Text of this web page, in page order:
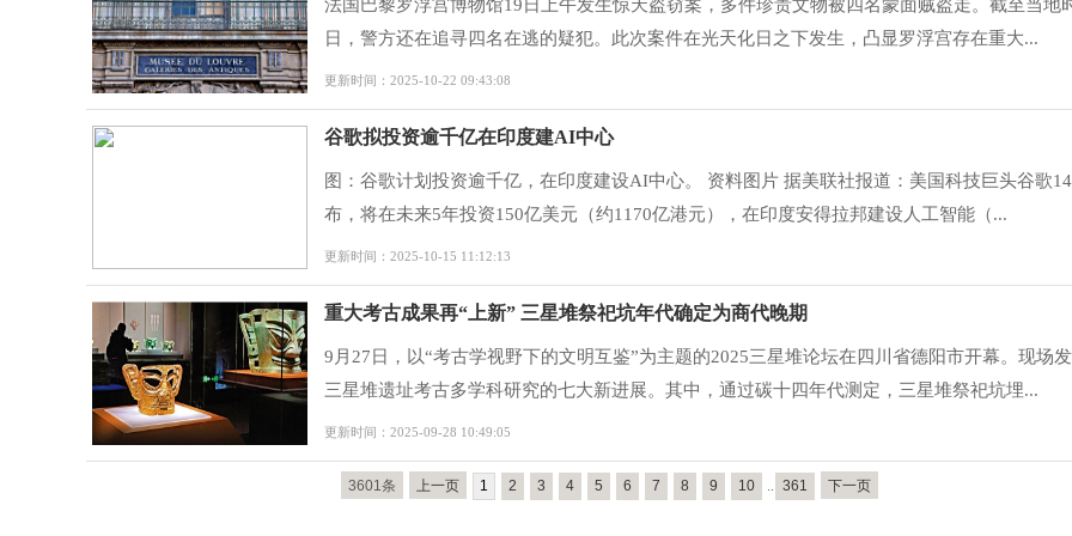
法国巴黎罗浮宫博物馆19日上午发生惊天盗窃案，多件珍贵文物被四名蒙面贼盗走。截至当地
日，警方还在追寻四名在逃的疑犯。此次案件在光天化日之下发生，凸显罗浮宫存在重大...
更新时间：2025-10-22 09:43:08
谷歌拟投资逾千亿在印度建AI中心
图：谷歌计划投资逾千亿，在印度建设AI中心。 资料图片 据美联社报道：美国科技巨头谷歌
布，将在未来5年投资150亿美元（约1170亿港元），在印度安得拉邦建设人工智能（...
更新时间：2025-10-15 11:12:13
重大考古成果再“上新” 三星堆祭祀坑年代确定为商代晚期
9月27日，以“考古学视野下的文明互鉴”为主题的2025三星堆论坛在四川省德阳市开幕。现场
三星堆遗址考古多学科研究的七大新进展。其中，通过碳十四年代测定，三星堆祭祀坑埋...
更新时间：2025-09-28 10:49:05
3601条 上一页 1 2 3 4 5 6 7 8 9 10 .. 361 下一页